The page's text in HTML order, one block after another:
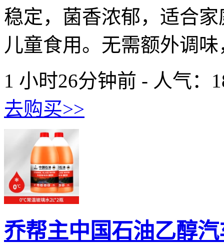
稳定，菌香浓郁，适合
儿童食用。无需额外调
1 小时26分钟前 - 人气：
去购买>>
乔帮主中国石油乙醇